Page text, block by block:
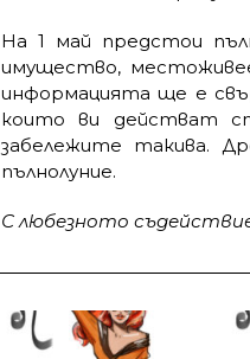
На 1 май предстои
имущество,
информацията ще е
които ви действат
забележите такива.
пълнолуние.
С любезното